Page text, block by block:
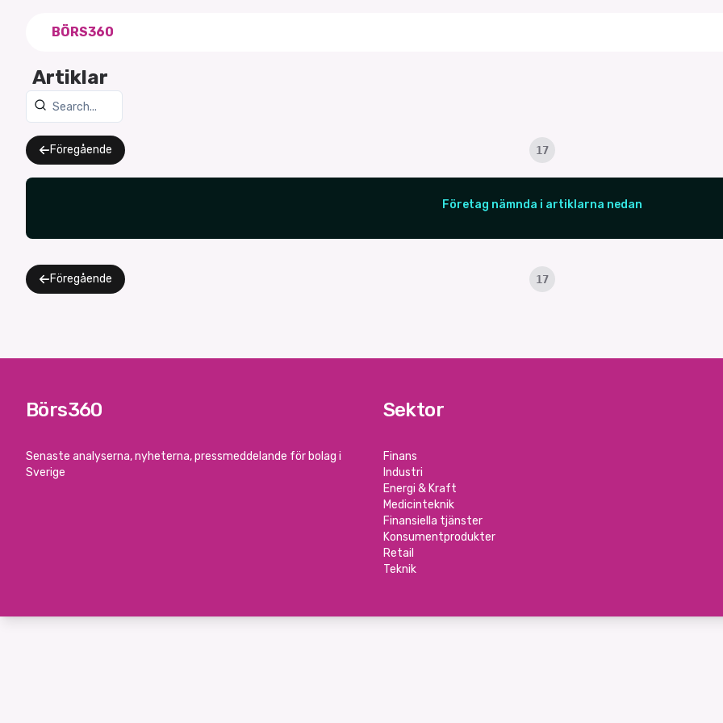
BÖRS360
Artiklar
Föregående 17
Företag nämnda i artiklarna nedan
Föregående 17
Börs360
Senaste analyserna, nyheterna, pressmeddelande för bolag i
Sverige
Sektor
Finans
Industri
Energi & Kraft
Medicinteknik
Finansiella tjänster
Konsumentprodukter
Retail
Teknik